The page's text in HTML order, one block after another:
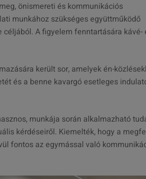
önismereti és kommunikációs
munkához szükséges együttműködő
A figyelem fenntartására kávé-
került sor, amelyek én-
és a benne kavargó esetleges
munkája során alkalmazható
kérdéseiről. Kiemelték, hogy a
fontos az egymással való